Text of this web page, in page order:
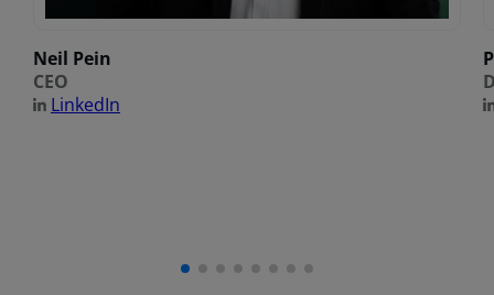
Neil Pein
CEO
LinkedIn